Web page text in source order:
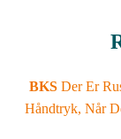
BKS Der Er
Håndtryk, Når